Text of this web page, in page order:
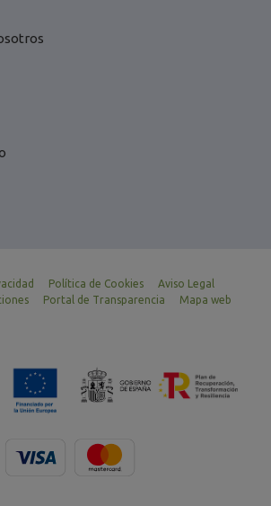
Política de Cookies
Aviso Legal
Portal de Transparencia Mapa web